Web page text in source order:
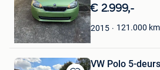
Favorieten€ 2.999,-
2015 121.000 km
Adam
Deurne
VW Polo 5-